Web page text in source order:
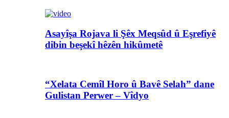
Asayîşa Rojava li Şêx Meqsûd û Eşrefiyê
dibin beşekî hêzên hikûmetê
“Xelata Cemîl Horo û Bavê Selah” dane
Gulistan Perwer – Vîdyo